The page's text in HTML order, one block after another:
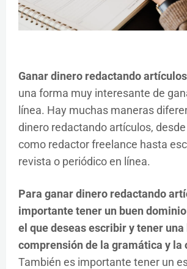
Ganar dinero redactando artículos
una forma muy interesante de
línea. Hay muchas maneras
dinero redactando artículos,
como redactor freelance hasta
revista o periódico en línea.
Para ganar dinero redactando
importante tener un buen
el que deseas escribir y tener una
comprensión de la gramática y la
También es importante tener un